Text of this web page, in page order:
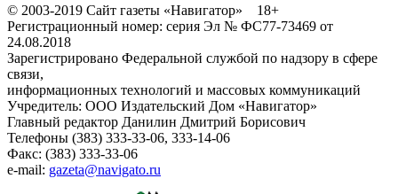
© 2003-2019 Сайт газеты «Навигатор» 18+
Регистрационный номер: серия Эл № ФС77-73469 от
24.08.2018
Зарегистрировано Федеральной службой по надзору в сфере
связи,
информационных технологий и массовых коммуникаций
Учредитель: ООО Издательский Дом «Навигатор»
Главный редактор Данилин Дмитрий Борисович
Телефоны (383) 333-33-06, 333-14-06
Факс: (383) 333-33-06
e-mail: gazeta@navigato.ru